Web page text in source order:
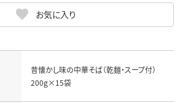
お気に入り
昔懐かし味の中華そば（乾麺・スープ付）
200g×15袋